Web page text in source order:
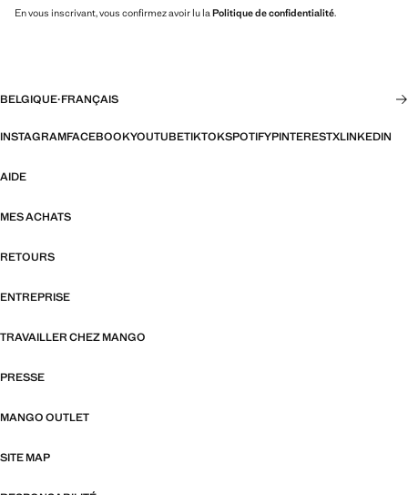
En vous inscrivant, vous confirmez avoir lu la Politique de confidentialité.
BELGIQUE·FRANÇAIS
INSTAGRAMFACEBOOKYOUTUBETIKTOKSPOTIFYPINTERESTXLINKEDIN
AIDE
MES ACHATS
RETOURS
ENTREPRISE
TRAVAILLER CHEZ MANGO
PRESSE
MANGO OUTLET
SITE MAP